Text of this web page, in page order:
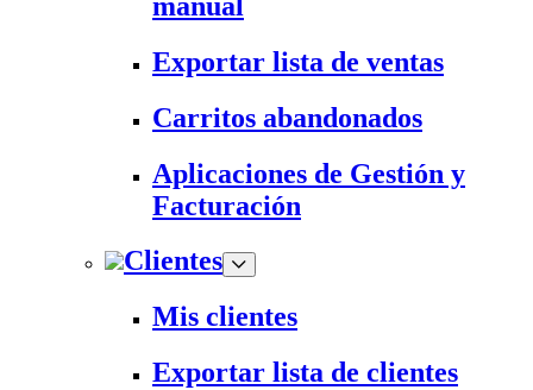
Exportar lista de ventas
Carritos abandonados
Aplicaciones de Gestión y
Facturación
Clientes
Mis clientes
Exportar lista de clientes